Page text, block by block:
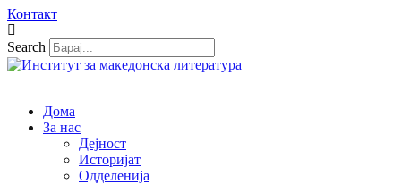
Контакт
Search
Дома
За нас
Дејност
Историјат
Одделенија